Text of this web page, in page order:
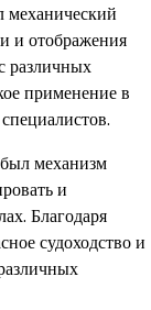
и отображения
различных
применение в
механизм
и
Благодаря
судоходство и